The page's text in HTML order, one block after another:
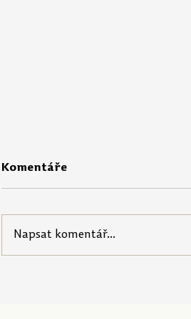
Komentáře
Napsat komentář...